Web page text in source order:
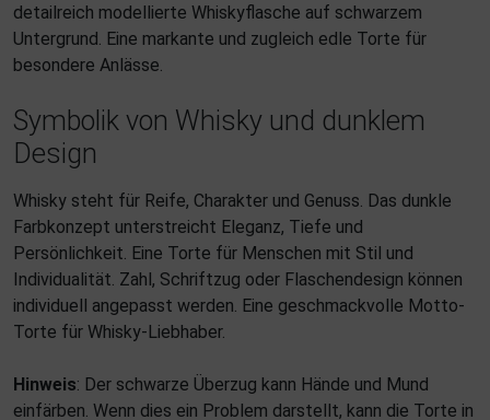
detailreich modellierte Whiskyflasche auf schwarzem
Untergrund. Eine markante und zugleich edle Torte für
besondere Anlässe.
Symbolik von Whisky und dunklem
Design
Whisky steht für Reife, Charakter und Genuss. Das dunkle
Farbkonzept unterstreicht Eleganz, Tiefe und
Persönlichkeit. Eine Torte für Menschen mit Stil und
Individualität. Zahl, Schriftzug oder Flaschendesign können
individuell angepasst werden. Eine geschmackvolle Motto-
Torte für Whisky-Liebhaber.
Hinweis: Der schwarze Überzug kann Hände und Mund
einfärben. Wenn dies ein Problem darstellt, kann die Torte in